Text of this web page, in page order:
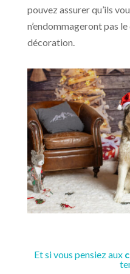
pouvez assurer qu’ils
n’endommageront pas
décoration.
Et si vous pensiez aux